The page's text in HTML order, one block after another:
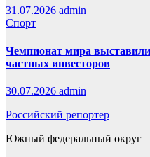
31.07.2026 admin
Спорт
Чемпионат мира
частных инвесторов
30.07.2026 admin
Российский репортер
Южный федеральный округ